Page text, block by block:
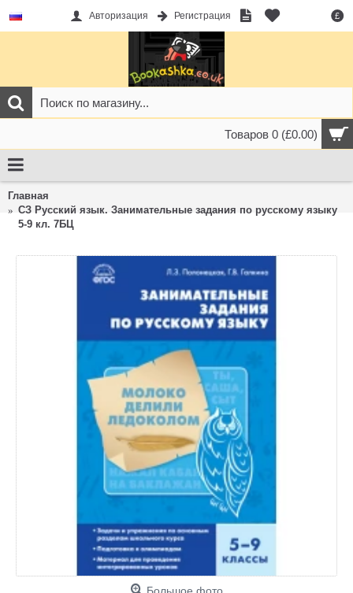
£
Авторизация Регистрация
Товаров 0 (£0.00)
Главная
СЗ Русский язык. Занимательные задания по русскому языку
5-9 кл. 7БЦ